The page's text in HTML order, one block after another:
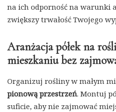
na ich odporność na warunki
zwiększy trwałość Twojego
Aranżacja półek na
mieszkaniu bez
Organizuj rośliny w małym
pionową przestrzeń. Montuj
suficie, aby nie zajmować